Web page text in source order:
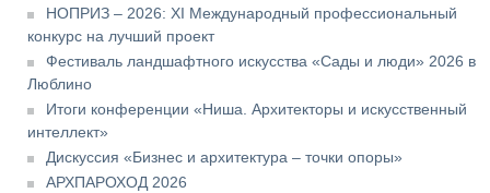
НОПРИЗ – 2026: XI Международный профессиональный
конкурс на лучший проект
Фестиваль ландшафтного искусства «Сады и люди» 2026 в
Люблино
Итоги конференции «Ниша. Архитекторы и искусственный
интеллект»
Дискуссия «Бизнес и архитектура – точки опоры»
АРХПАРОХОД 2026